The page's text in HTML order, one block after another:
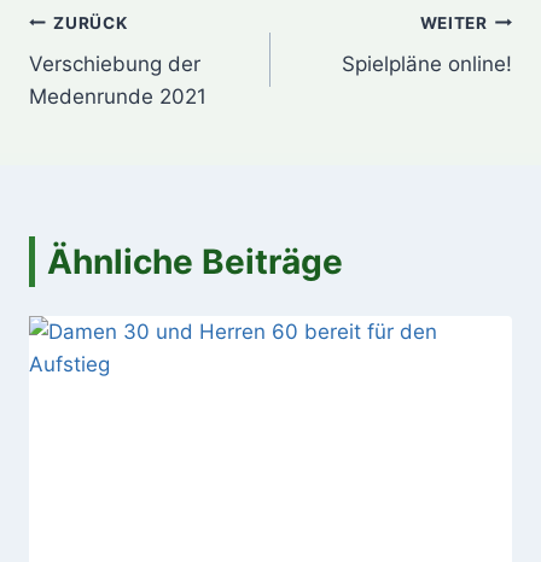
Beitragsnavigation
ZURÜCK
Verschiebung der
Medenrunde 2021
WEITER
Spielpläne online!
Ähnliche Beiträge